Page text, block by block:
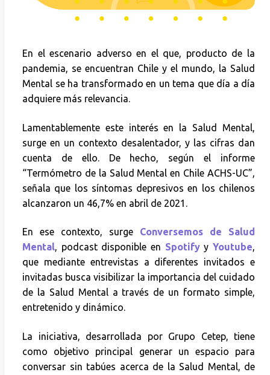
En el escenario adverso en el que, producto de la
pandemia, se encuentran Chile y el mundo, la Salud
Mental se ha transformado en un tema que día a día
adquiere más relevancia.
Lamentablemente este interés en la Salud Mental,
surge en un contexto desalentador, y las cifras dan
cuenta de ello. De hecho, según el informe
“Termómetro de la Salud Mental en Chile ACHS-UC”,
señala que los síntomas depresivos en los chilenos
alcanzaron un 46,7% en abril de 2021.
En ese contexto, surge Conversemos de Salud
Mental, podcast disponible en SpotifyyYoutube,
que mediante entrevistas a diferentes invitados e
invitadas busca visibilizar la importancia del cuidado
de la Salud Mental a través de un formato simple,
entretenido y dinámico.
La iniciativa, desarrollada por Grupo Cetep, tiene
como objetivo principal generar un espacio para
conversar sin tabúes acerca de la Salud Mental, de